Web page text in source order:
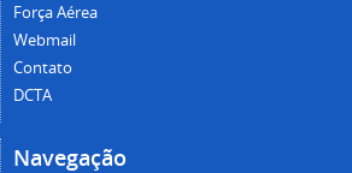
Força Aérea
Webmail
Contato
DCTA
Navegação